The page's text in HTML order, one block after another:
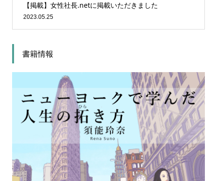
【掲載】女性社長.netに掲載いただきました
2023.05.25
書籍情報